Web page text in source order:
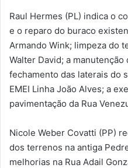
Raul Hermes (PL) indica o
e o reparo do buraco
Armando Wink; limpeza do
Walter David; a manutenção
fechamento das laterais do
EMEI Linha João Alves; a
pavimentação da Rua
Nicole Weber Covatti (PP)
dos terrenos na antiga
melhorias na Rua Adail